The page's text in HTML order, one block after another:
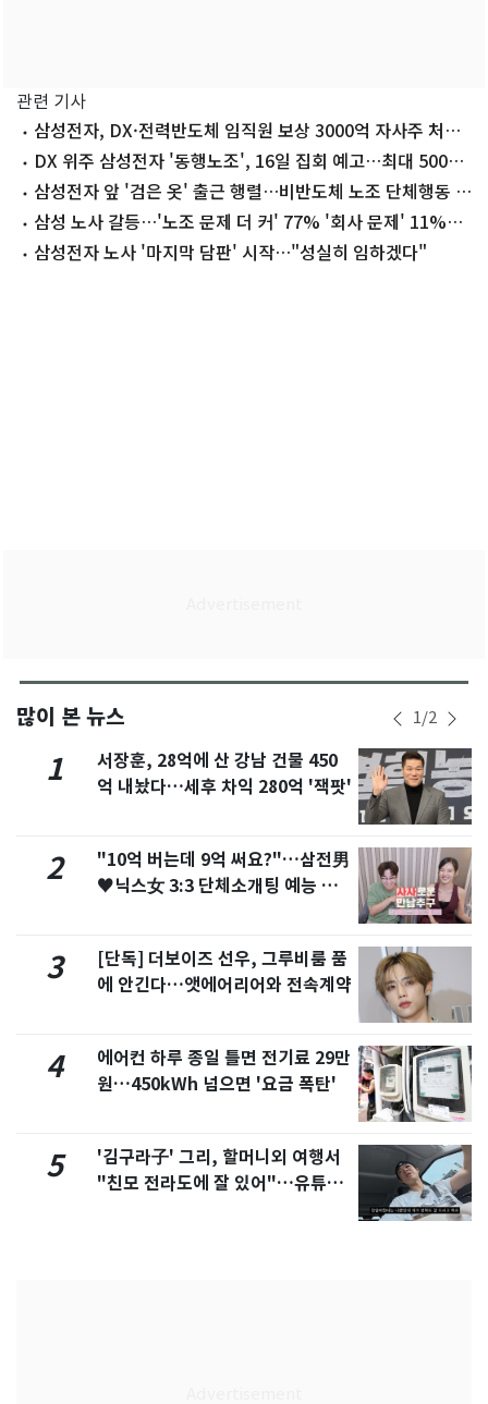
관련 기사
삼성전자, DX·전력반도체 임직원 보상 3000억 자사주 처분
완료DX 위주 삼성전자 '동행노조', 16일 집회 예고…최대 5000
명 참여
삼성전자 앞 '검은 옷' 출근 행렬…비반도체 노조 단체행동 시
작됐다
삼성 노사 갈등…'노조 문제 더 커' 77% '회사 문제' 11%
[NBS]
삼성전자 노사 '마지막 담판' 시작…"성실히 임하겠다"
많이 본 뉴스 1/2
1
서장훈, 28억에 산 강남 건물 450
억 내놨다…세후 차익 280억 '잭팟'
2
"10억 버는데 9억 써요?"…삼전男
♥닉스女 3:3 단체소개팅 예능 화
3
[단독] 더보이즈 선우, 그루비룸 품
에 안긴다…앳에어리어와 전속계약
4
에어컨 하루 종일 틀면 전기료 29만
원…450kWh 넘으면 '요금 폭탄'
5
'김구라子' 그리, 할머니외 여행서
"친모 전라도에 잘 있어"…유튜브